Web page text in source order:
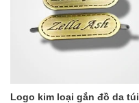
Logo kim loại gắn đồ da túi